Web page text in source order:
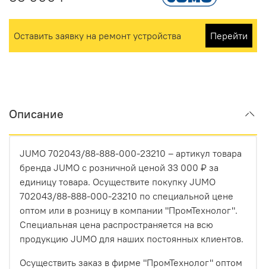
Оставить заявку на ремонт устройства Перейти
Описание
JUMO 702043/88-888-000-23210 – артикул товара
бренда JUMO с розничной ценой 33 000 ₽ за
единицу товара. Осуществите покупку JUMO
702043/88-888-000-23210 по специальной цене
оптом или в розницу в компании "ПромТехнолог".
Специальная цена распространяется на всю
продукцию JUMO для наших постоянных клиентов.
Осуществить заказ в фирме "ПромТехнолог" оптом